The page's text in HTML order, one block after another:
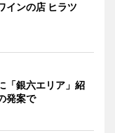
インの店 ヒラツ
「銀六エリア」紹
発案で